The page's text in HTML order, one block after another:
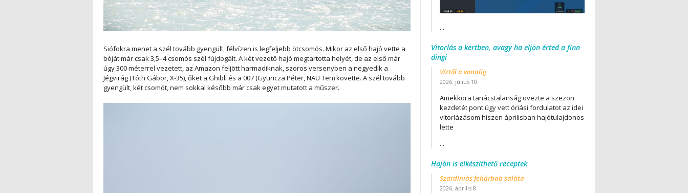
Siófokra menet a szél tovább gyengült, félvízen is legfeljebb ötcsomós. Mikor az első hajó vette a
bóját már csak 3,5–4 csomós szél fújdogált. A két vezető hajó megtartotta helyét, de az első már
úgy 300 méterrel vezetett, az Amazon feljött harmadiknak, szoros versenyben a negyedik a
Jégvirág (Tóth Gábor, X-35), őket a Ghibli és a 007 (Gyuricza Péter, NAU Ten) követte. A szél tovább
gyengült, két csomót, nem sokkal később már csak egyet mutatott a műszer.
...
Vitorlás a kertben, avagy ha eljön érted a finn
dingi
Víztől a vonalig
2026. július 10.
Amekkora tanácstalanság övezte a szezon
kezdetét pont úgy vett óriási fordulatot az idei
vitorlázásom hiszen áprilisban hajótulajdonos
lette
...
Hajón is elkészíthető receptek
Szardíniás fehárbab saláta
2026. április 8.